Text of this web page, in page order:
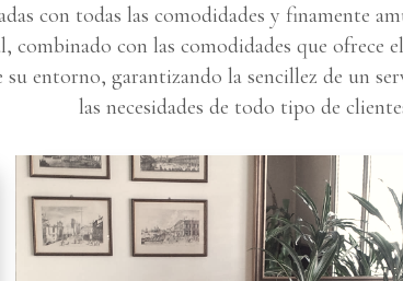
con todas las comodidades y finamente
combinado con las comodidades que ofrece
su entorno, garantizando la sencillez de un
las necesidades de todo tipo de